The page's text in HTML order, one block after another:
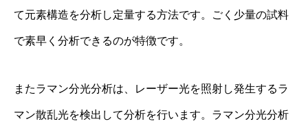
て元素構造を分析し定量する方法です。ごく少量の試料
で素早く分析できるのが特徴です。
またラマン分光分析は、レーザー光を照射し発生するラ
マン散乱光を検出して分析を行います。ラマン分光分析